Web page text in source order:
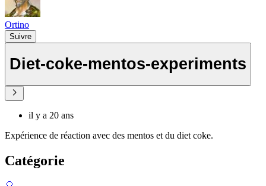
Ortino
Suivre
Diet-coke-mentos-experiments
il y a 20 ans
Expérience de réaction avec des mentos et du diet coke.
Catégorie